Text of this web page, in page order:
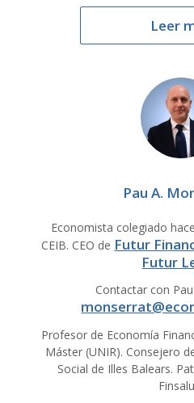
Leer
Pau A.
Economista colegiado
CEIB. CEO de Futur
Futur
Contactar con
Profesor de Economía
Máster (UNIR). Consejero
Social de Illes Balears.